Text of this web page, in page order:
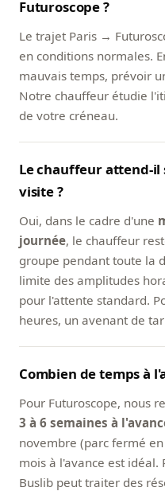
Futuroscope ?
Le trajet Paris →
en conditions normales.
mauvais temps, prévoir
Notre chauffeur étudie
de votre créneau.
Le chauffeur attend-
visite ?
Oui, dans le cadre d'une
journée, le chauffeur
groupe pendant toute la
limite des amplitudes
pour l'attente standard.
heures, un avenant de
Combien de temps à
Pour Futuroscope, nous
3 à 6 semaines à
novembre (parc fermé
mois à l'avance est idéal.
Buslib peut traiter des